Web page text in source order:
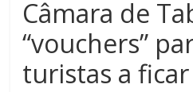
Câmara de
“vouchers”
turistas a